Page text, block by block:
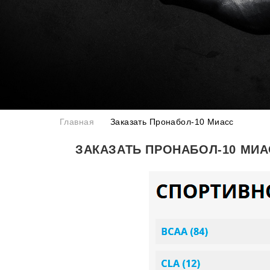
Главная Заказать Пронабол-10 Миасс
ЗАКАЗАТЬ ПРОНАБОЛ-10